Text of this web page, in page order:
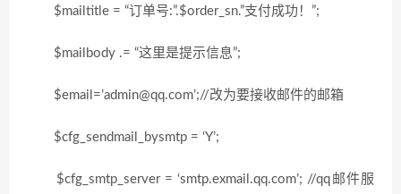
$mailtitle = “订单号:”.$order_sn.”支付成功！”;
$mailbody .= “这里是提示信息”;
$email=’admin@qq.com’;//改为要接收邮件的邮箱
$cfg_sendmail_bysmtp = ‘Y’;
$cfg_smtp_server = ‘smtp.exmail.qq.com’; //qq邮件服